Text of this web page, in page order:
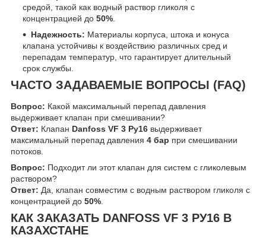
средой, такой как водный раствор гликоля с
концентрацией до 50%.
Надежность: Материалы корпуса, штока и конуса
клапана устойчивы к воздействию различных сред и
перепадам температур, что гарантирует длительный
срок службы.
ЧАСТО ЗАДАВАЕМЫЕ ВОПРОСЫ (FAQ)
Вопрос: Какой максимальный перепад давления
выдерживает клапан при смешивании?
Ответ: Клапан Danfoss VF 3 Ру16 выдерживает
максимальный перепад давления 4 бар при смешивании
потоков.
Вопрос: Подходит ли этот клапан для систем с гликолевым
раствором?
Ответ: Да, клапан совместим с водным раствором гликоля с
концентрацией до 50%
КАК ЗАКАЗАТЬ DANFOSS VF 3 РУ16 В
КАЗАХСТАНЕ